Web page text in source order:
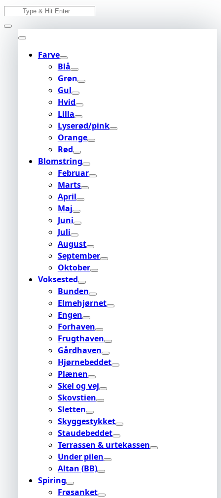
Skip
Search
for:
Farve
Blå
Grøn
Gul
Hvid
Lilla
Lyserød/pink
Orange
Rød
Blomstring
Februar
Marts
April
Maj
Juni
Juli
August
September
Oktober
Voksested
Bunden
Elmehjørnet
Engen
Forhaven
Frugthaven
Gårdhaven
Hjørnebeddet
Plænen
Skel og vej
Skovstien
Sletten
Skyggestykket
Staudebeddet
Terrassen & urtekassen
Under pilen
Altan (BB)
Spiring
Frøsanket